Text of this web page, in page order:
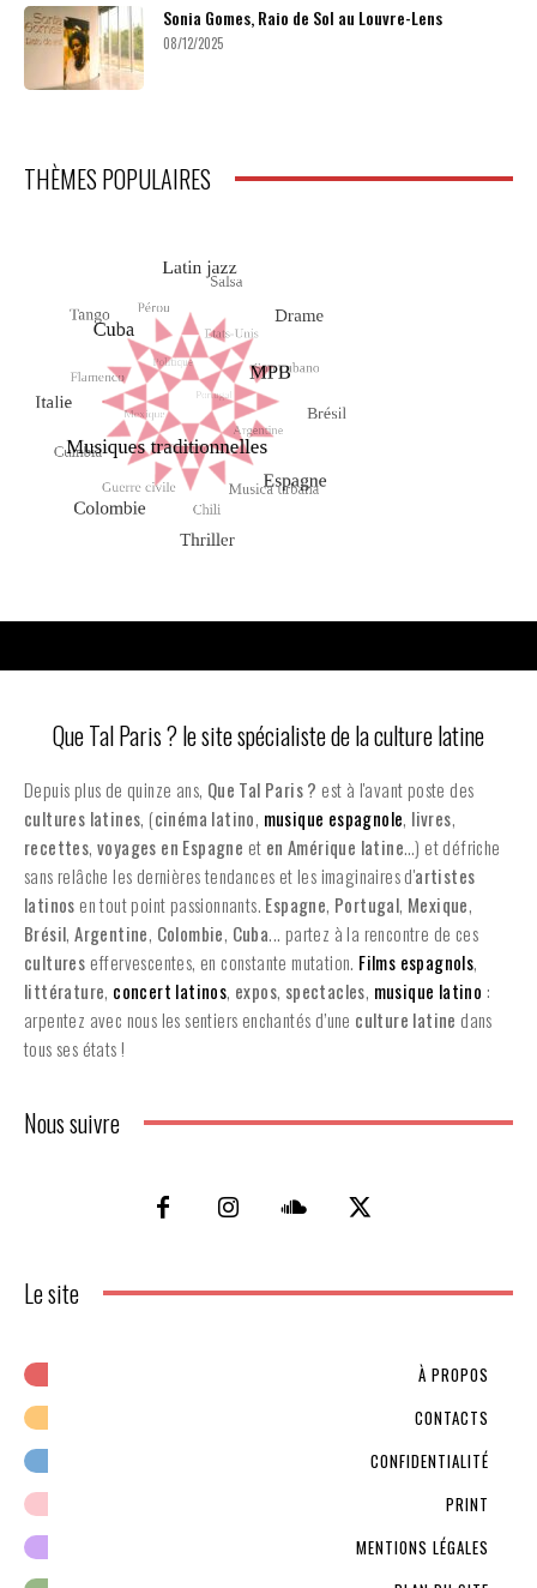
Sonia Gomes, Raio de Sol au Louvre-Lens
08/12/2025
THÈMES POPULAIRES
Que Tal Paris ? le site spécialiste de la culture latine
Depuis plus de quinze ans, Que Tal Paris ? est à l'avant poste des
cultures latines, (cinéma latino, musique espagnole, livres,
recettes,voyages en Espagne et en Amérique latine…) et défriche
sans relâche les dernières tendances et les imaginaires d'artistes
latinos en tout point passionnants. Espagne, Portugal, Mexique,
Brésil,Argentine, Colombie, Cuba... partez à la rencontre de ces
cultures effervescentes, en constante mutation. Films espagnols,
littérature, concert latinos, expos, spectacles, musique latino :
arpentez avec nous les sentiers enchantés d’une culture latine dans
tous ses états !
Nous suivre
Le site
À PROPOS
CONTACTS
CONFIDENTIALITÉ
PRINT
MENTIONS LÉGALES